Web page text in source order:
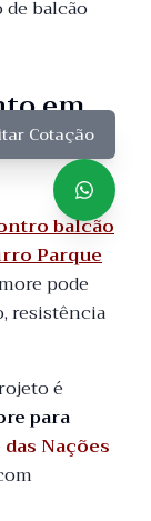
balcão
em
das
balcão
Parque
pode
resistência
é
para
Nações
Cotação